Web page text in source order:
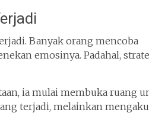
Banyak orang mencoba
emosinya. Padahal,
ia mulai membuka ruang
terjadi, melainkan